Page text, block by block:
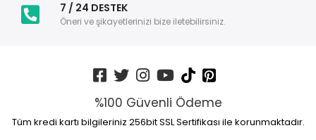
7 / 24 DESTEK
Öneri ve şikayetlerinizi bize iletebilirsiniz.
%100 Güvenli Ödeme
Tüm kredi kartı bilgileriniz 256bit SSL Sertifikası ile korunmaktadır.